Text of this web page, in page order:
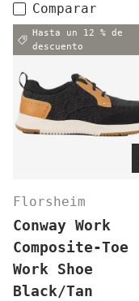
Comparar
Hasta un 12 % de
descuento
Florsheim
Conway Work
Composite-Toe
Work Shoe
Black/Tan